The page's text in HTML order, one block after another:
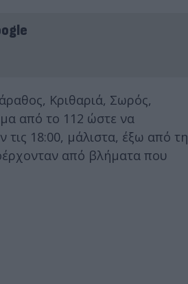
Κριθαριά, Σωρός,
από το 112 ώστε να
τις 18:00, μάλιστα, έξω από τη
από βλήματα που